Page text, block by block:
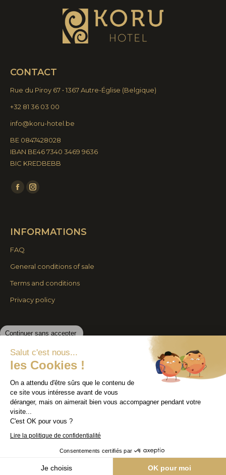
Continuer sans accepter
Salut c'est nous...
les Cookies !
On a attendu d'être sûrs que le contenu de
ce site vous intéresse avant de vous
déranger, mais on aimerait bien vous accompagner pendant votre
visite...
C'est OK pour vous ?
Lire la politique de confidentialité
Consentements certifiés par
Je choisis OK pour moi
CONTACT
Rue du Piroy 67 • 1367 Autre-Église (Belgique)
+32 81 36 03 00
info@koru-hotel.be
BE 0847428028
IBAN BE46 7340 3469 9636
BIC KREDBEBB
Find us on:
Facebook
in
Instagram
in
INFORMATIONS
FAQ
General conditions of sale
Terms and conditions
Privacy policy